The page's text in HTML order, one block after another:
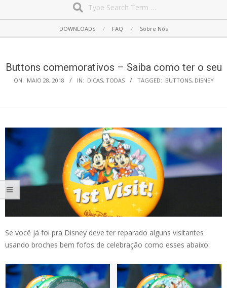
Navigation
DOWNLOADS FAQ Sobre Nós
Buttons comemorativos – Saiba como ter o seu
ON: MAIO 28, 2018 IN: DICAS, TODAS TAGGED: BUTTONS, DISNEY
Se você já foi pra Disney deve ter reparado alguns visitantes
usando broches bem fofos de celebração como esses abaixo: